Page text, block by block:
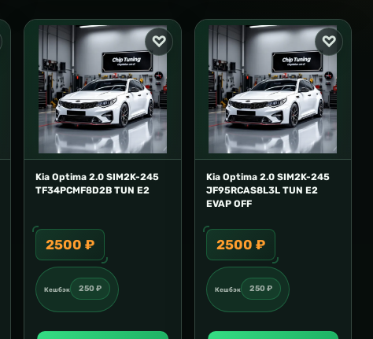
Kia Optima 2.0 SIM2K-245
TF34PCMF8D2B TUN E2
2500 ₽
Кешбэк 250 ₽
Kia Optima 2.0 SIM2K-245
JF95RCAS8L3L TUN E2
EVAP OFF
2500 ₽
Кешбэк 250 ₽